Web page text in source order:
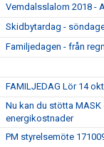
Vemdalsslalom 2018 -
Skidbytardag -
Familjedagen - från
FAMILJEDAG Lör 14
Nu kan du stötta
energikostnader
PM styrelsemöte